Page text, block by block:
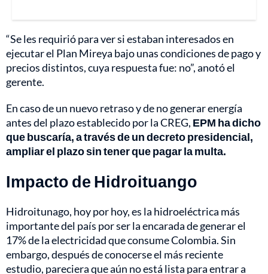
“Se les requirió para ver si estaban interesados en
ejecutar el Plan Mireya bajo unas condiciones de pago y
precios distintos, cuya respuesta fue: no”, anotó el
gerente.
En caso de un nuevo retraso y de no generar energía
antes del plazo establecido por la CREG, EPM ha dicho
que buscaría, a través de un decreto presidencial,
ampliar el plazo sin tener que pagar la multa.
Impacto de Hidroituango
Hidroitunago, hoy por hoy, es la hidroeléctrica más
importante del país por ser la encarada de generar el
17% de la electricidad que consume Colombia. Sin
embargo, después de conocerse el más reciente
estudio, pareciera que aún no está lista para entrar a